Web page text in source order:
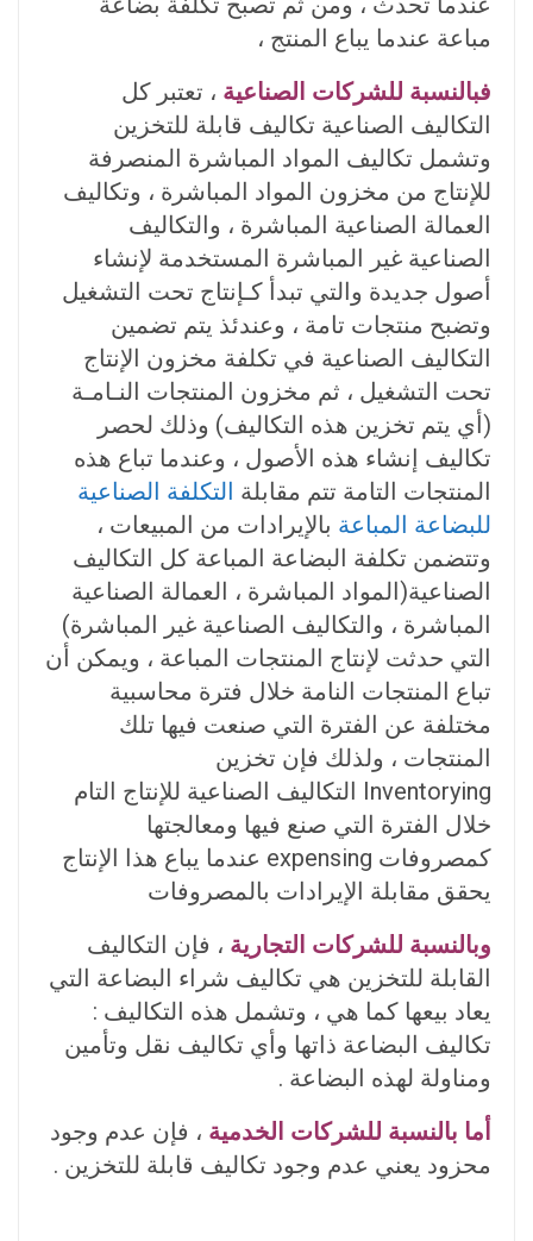
مباعة عندما يباع المنتج ،
فبالنسبة للشركات الصناعية ، تعتبر كل
التكاليف الصناعية تكاليف قابلة للتخزين
وتشمل تكاليف المواد المباشرة المنصرفة
للإنتاج من مخزون المواد المباشرة ، وتكاليف
العمالة الصناعية المباشرة ، والتكاليف
الصناعية غير المباشرة المستخدمة لإنشاء
أصول جديدة والتي تبدأ كـإنتاج تحت التشغيل
وتضبح منتجات تامة ، وعندئذ يتم تضمين
التكاليف الصناعية في تكلفة مخزون الإنتاج
تحت التشغيل ، ثم مخزون المنتجات النـامـة
(أي يتم تخزين هذه التكاليف) وذلك لحصر
تكاليف إنشاء هذه الأصول ، وعندما تباع هذه
المنتجات التامة تتم مقابلة التكلفة الصناعية
للبضاعة المباعة بالإيرادات من المبيعات ،
وتتضمن تكلفة البضاعة المباعة كل التكاليف
الصناعية(المواد المباشرة ، العمالة الصناعية
المباشرة ، والتكاليف الصناعية غير المباشرة)
التي حدثت لإنتاج المنتجات المباعة ، ويمكن أن
تباع المنتجات النامة خلال فترة محاسبية
مختلفة عن الفترة التي صنعت فيها تلك
المنتجات ، ولذلك فإن تخزين
Inventorying التكاليف الصناعية للإنتاج التام
خلال الفترة التي صنع فيها ومعالجتها
كمصروفات expensing عندما يباع هذا الإنتاج
يحقق مقابلة الإيرادات بالمصروفات
وبالنسبة للشركات التجارية ، فإن التكاليف
القابلة للتخزين هي تكاليف شراء البضاعة التي
يعاد بيعها كما هي ، وتشمل هذه التكاليف :
تكاليف البضاعة ذاتها وأي تکالیف نقل وتأمين
ومناولة لهذه البضاعة .
أما بالنسبة للشركات الخدمية ، فإن عدم وجود
محزود يعني عدم وجود تكاليف قابلة للتخزين .